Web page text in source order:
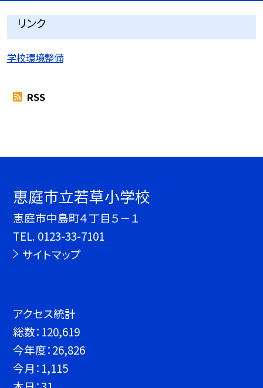
リンク
学校環境整備
RSS
恵庭市立若草小学校
恵庭市中島町４丁目５－１
TEL. 0123-33-7101
サイトマップ
アクセス統計
総数： 120,619
今年度：26,826
今月： 1,115